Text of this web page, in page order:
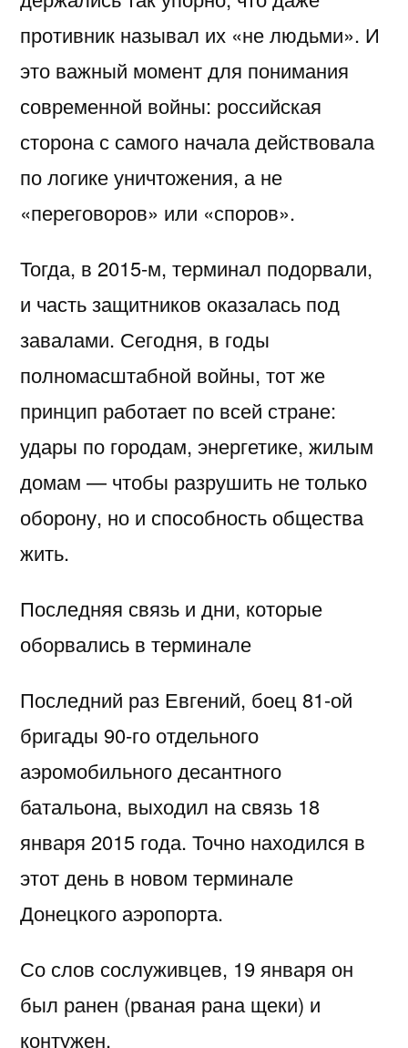
противник называл их «не людьми». И
это важный момент для понимания
современной войны: российская
сторона с самого начала действовала
по логике уничтожения, а не
«переговоров» или «споров».
Тогда, в 2015-м, терминал подорвали,
и часть защитников оказалась под
завалами. Сегодня, в годы
полномасштабной войны, тот же
принцип работает по всей стране:
удары по городам, энергетике, жилым
домам — чтобы разрушить не только
оборону, но и способность общества
жить.
Последняя связь и дни, которые
оборвались в терминале
Последний раз Евгений, боец 81-ой
бригады 90-го отдельного
аэромобильного десантного
батальона, выходил на связь 18
января 2015 года. Точно находился в
этот день в новом терминале
Донецкого аэропорта.
Со слов сослуживцев, 19 января он
был ранен (рваная рана щеки) и
контужен.